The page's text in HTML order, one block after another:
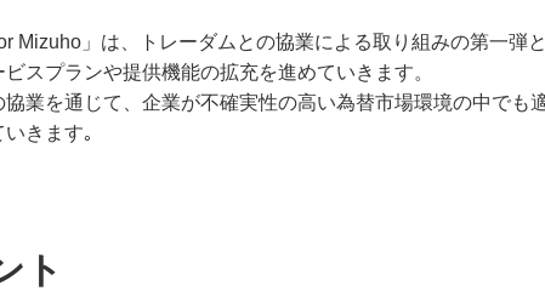
Mizuho」は、トレーダムとの協業による取り組みの第一弾
スプランや提供機能の拡充を進めていきます。
業を通じて、企業が不確実性の高い為替市場環境の中でも
きます｡
ト